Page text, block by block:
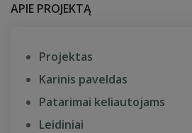
APIE PROJEKTĄ
Projektas
Karinis paveldas
Patarimai keliautojams
Leidiniai